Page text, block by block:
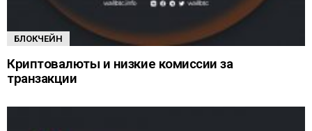
БЛОКЧЕЙН
Криптовалюты и низкие комиссии за
транзакции